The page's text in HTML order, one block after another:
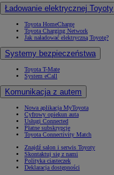
Ładowanie elektrycznej Toyoty
Toyota HomeCharge
Toyota Charging Network
Jak naładować elektryczną Toyotę?
Systemy bezpieczeństwa
Toyota T-Mate
System eCall
Komunikacja z autem
Nowa aplikacja MyToyota
Cyfrowy opiekun auta
Usługi Connected
Płatne subskrypcje
Toyota Connectivity Match
Znajdź salon i serwis Toyoty
Skontaktuj się z nami
Polityka ciasteczek
Deklaracja dostępności